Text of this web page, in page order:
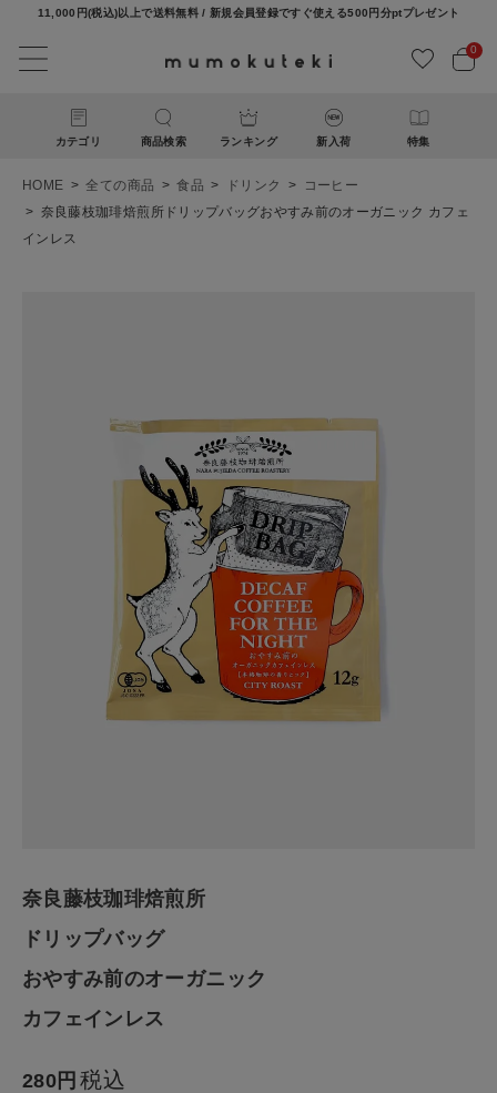
11,000円(税込)以上で送料無料 / 新規会員登録ですぐ使える500円分ptプレゼント
0
カテゴリ 商品検索 ランキング 新入荷 特集
新規会員登録
¥280 (税込)
CATEGORY
ナチュラル服
ファッション雑貨
HOME 全ての商品 食品 ドリンク
コーヒー
奈良藤枝珈琲焙煎所ドリップバッグおやすみ前のオーガニック カフェ
インレス
奈良藤枝珈琲焙煎所
ドリップバッグ
おやすみ前のオーガニック
カフェインレス
280 税込